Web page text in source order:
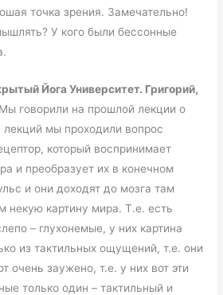
точка зрения. Замечательно!
У кого были бессонные
Йога Университет. Григорий,
Мы говорили на прошлой лекции о
лекций мы проходили вопрос
который воспринимает
и преобразует их в конечном
и они доходят до мозга там
некую картину мира. Т.е. есть
– глухонемые, у них картина
из тактильных ощущений, т.е. они
очень заужено, т.е. у них вот эти
только один – тактильный и